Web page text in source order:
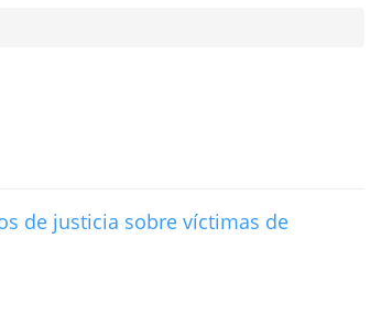
de justicia sobre víctimas de